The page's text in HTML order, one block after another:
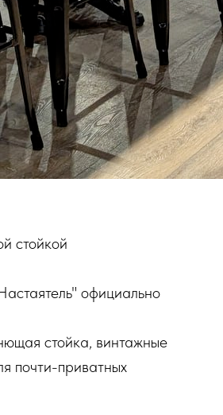
стойкой
официально
стойка, винтажные
почти-приватных